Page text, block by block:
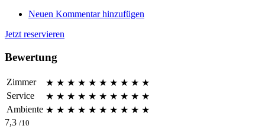
Neuen Kommentar hinzufügen
Jetzt reservieren
Bewertung
Zimmer ★ ★ ★ ★ ★ ★ ★ ★ ★ ★
Service
★ ★ ★ ★ ★ ★ ★ ★ ★ ★
Ambiente ★ ★ ★ ★ ★ ★ ★ ★ ★ ★
7,3 /10